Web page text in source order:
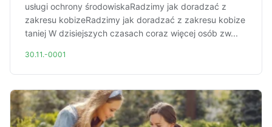
usługi ochrony środowiskaRadzimy jak doradzać z
zakresu kobizeRadzimy jak doradzać z zakresu kobize
taniej W dzisiejszych czasach coraz więcej osób zw...
30.11.-0001